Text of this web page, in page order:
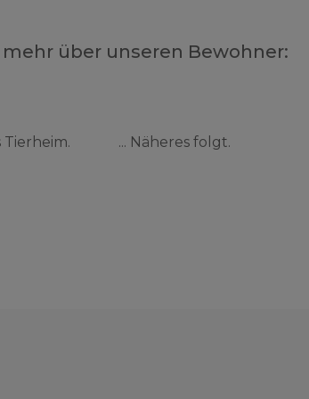
mehr über unseren Bewohner:
... Näheres folgt.